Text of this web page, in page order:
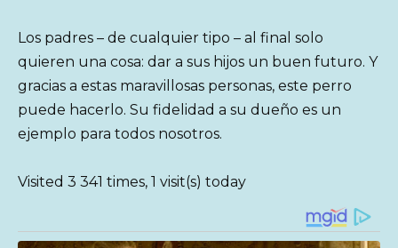
Los padres – de cualquier tipo – al final solo
quieren una cosa: dar a sus hijos un buen futuro. Y
gracias a estas maravillosas personas, este perro
puede hacerlo. Su fidelidad a su dueño es un
ejemplo para todos nosotros.
Visited 3 341 times, 1 visit(s) today